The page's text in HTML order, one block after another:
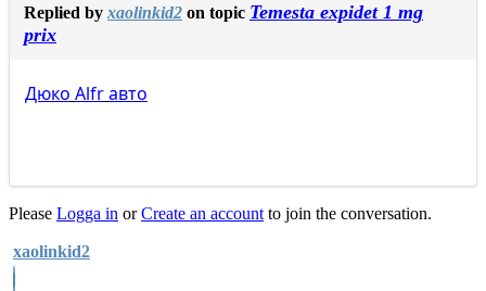
Replied by xaolinkid2 on topic Temesta expidet 1 mg
prix
Дюко Alfrавто
Please Logga in orCreate an account to join the conversation.
xaolinkid2